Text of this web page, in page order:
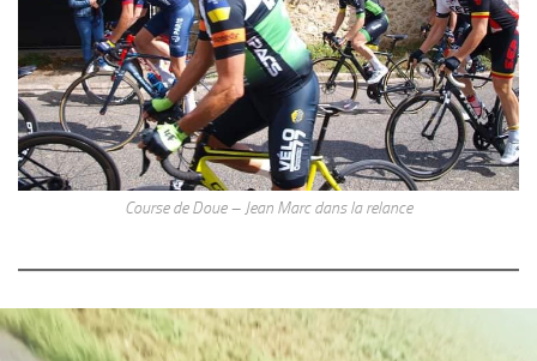
Course de Doue – Jean Marc dans la relance